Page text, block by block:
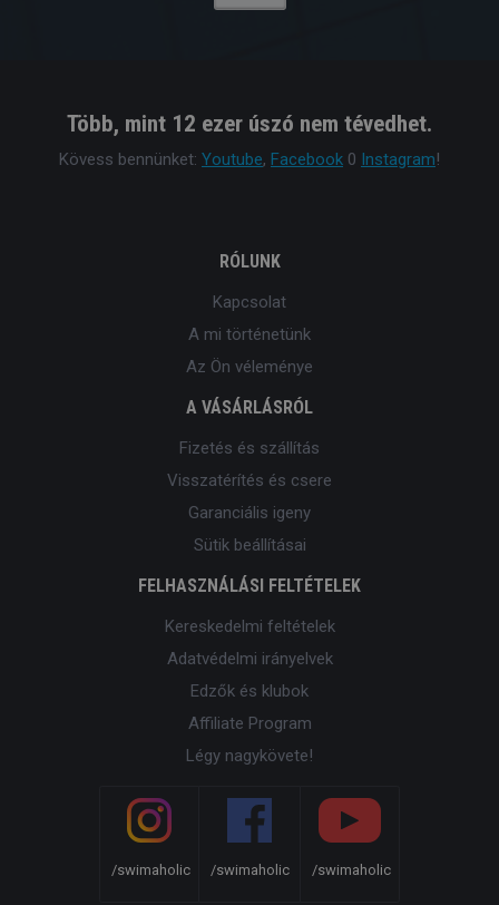
Több, mint 12 ezer úszó nem tévedhet.
Kövess bennünket: Youtube, Facebook 0 Instagram!
RÓLUNK
Kapcsolat
A mi történetünk
Az Ön véleménye
A VÁSÁRLÁSRÓL
Fizetés és szállítás
Visszatérítés és csere
Garanciális igeny
Sütik beállításai
FELHASZNÁLÁSI FELTÉTELEK
Kereskedelmi feltételek
Adatvédelmi irányelvek
Edzők és klubok
Affiliate Program
Légy nagykövete!
/swimaholic /swimaholic /swimaholic